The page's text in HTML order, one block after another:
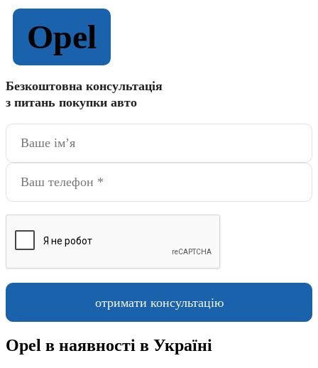
Opel
Безкоштовна консультація
з питань покупки авто
Opel в наявності в Україні